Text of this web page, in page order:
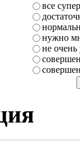
все супер
нужно
не очень